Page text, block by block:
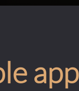
app